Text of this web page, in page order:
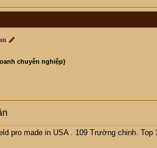
chuyên nghiệp}
pro made in USA . 109 Trường chinh.